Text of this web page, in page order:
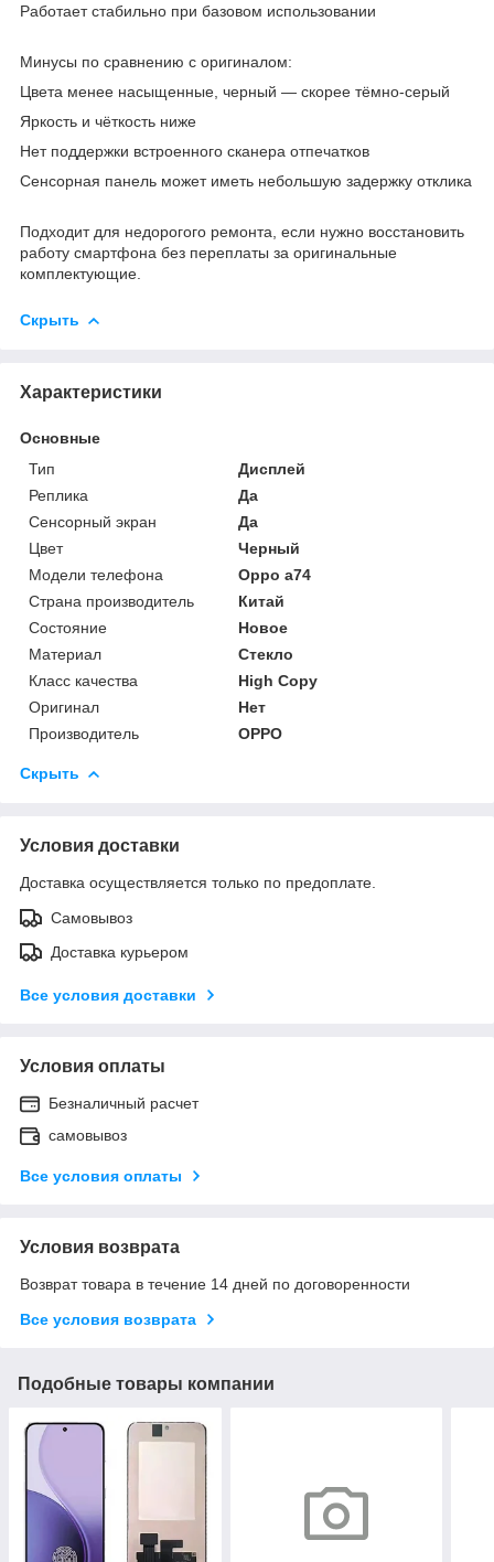
Работает стабильно при базовом использовании
Минусы по сравнению с оригиналом:
Цвета менее насыщенные, черный — скорее тёмно-серый
Яркость и чёткость ниже
Нет поддержки встроенного сканера отпечатков
Сенсорная панель может иметь небольшую задержку отклика
Подходит для недорогого ремонта, если нужно восстановить
работу смартфона без переплаты за оригинальные
комплектующие.
Скрыть
Характеристики
Основные
Тип
Дисплей
Реплика
Да
Сенсорный экран
Да
Цвет
Черный
Модели телефона
Oppo a74
Страна производитель
Китай
Состояние
Новое
Материал
Стекло
Класс качества
High Copy
Оригинал
Нет
Производитель
OPPO
Скрыть
Условия доставки
Доставка осуществляется только по предоплате.
Самовывоз
Доставка курьером
Все условия доставки
Условия оплаты
Безналичный расчет
самовывоз
Все условия оплаты
Условия возврата
Возврат товара в течение 14 дней по договоренности
Все условия возврата
Подобные товары компании